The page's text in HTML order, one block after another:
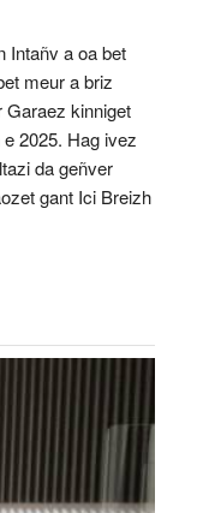
Intañv a oa bet
meur a briz
Garaez kinniget
2025. Hag ivez
da geñver
gant Ici Breizh